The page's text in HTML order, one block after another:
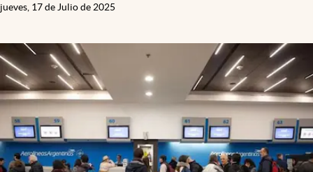
jueves, 17 de Julio de 2025